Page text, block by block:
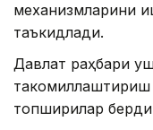
механизмларини
таъкидлади.
Давлат раҳбари
такомиллаштириш
топшириқлар